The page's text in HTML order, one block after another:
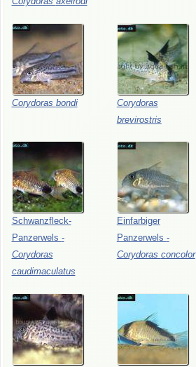
Corydoras bondi
Corydoras
brevirostris
Schwanzfleck-
Panzerwels -
Corydoras
caudimaculatus
Einfarbiger
Panzerwels -
Corydoras concolor